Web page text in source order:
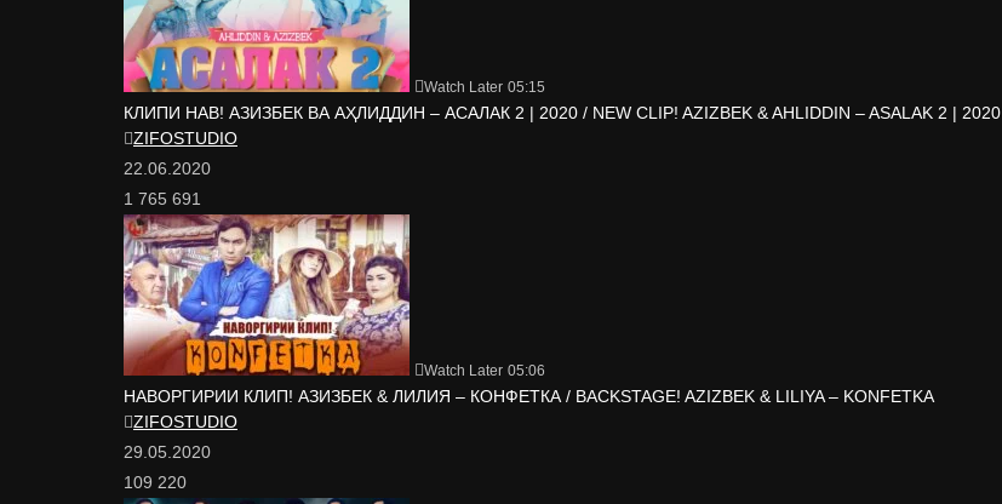
Watch Later 05:15
КЛИПИ НАВ! АЗИЗБЕК ВА АҲЛИДДИН – АСАЛАК 2 | 2020 / NEW CLIP! AZIZBEK & AHLIDDIN – ASALAK 2 | 2020
ZIFOSTUDIO
22.06.2020
1 765 691
Watch Later 05:06
НАВОРГИРИИ КЛИП! АЗИЗБЕК & ЛИЛИЯ – КОНФЕТКА / BACKSTAGE! AZIZBEK & LILIYA – KONFETKA
ZIFOSTUDIO
29.05.2020
109 220